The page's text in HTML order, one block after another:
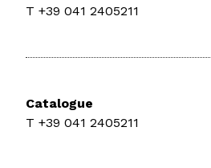
T +39 041 2405211
Catalogue
T +39 041 2405211